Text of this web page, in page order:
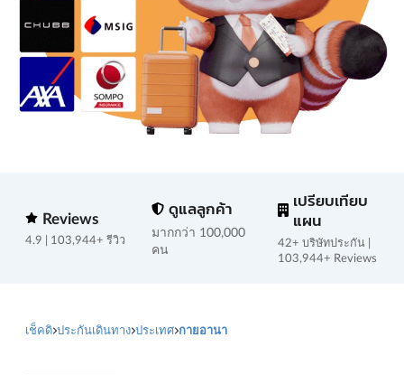
Reviews
4.9 | 103,944+ รีวิว
ดูแลลูกค้า
มากกว่า 100,000
คน
เปรียบเทียบ
แผน
42+ บริษัทประกัน |
103,944+ Reviews
เช็คดิ ประกันเดินทาง ประเทศ กายอานา